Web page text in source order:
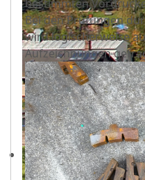
bestimmten
Bei den Prüfungen
wird logischerweise
Aufzeichnungen